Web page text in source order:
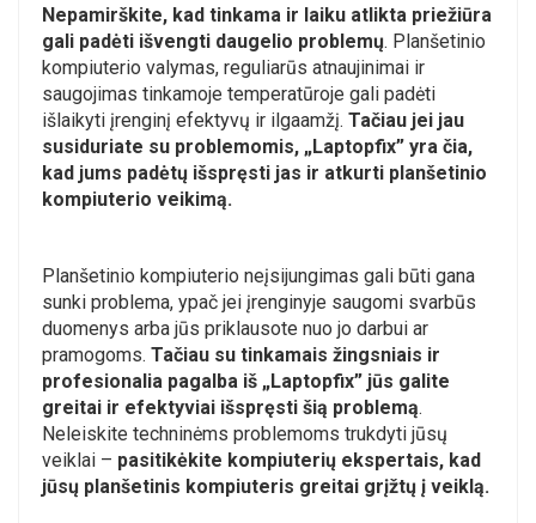
Nepamirškite, kad tinkama ir laiku atlikta priežiūra
gali padėti išvengti daugelio problemų. Planšetinio
kompiuterio valymas, reguliarūs atnaujinimai ir
saugojimas tinkamoje temperatūroje gali padėti
išlaikyti įrenginį efektyvų ir ilgaamžį. Tačiau jei jau
susiduriate su problemomis, „Laptopfix” yra čia,
kad jums padėtų išspręsti jas ir atkurti planšetinio
kompiuterio veikimą.
Planšetinio kompiuterio neįsijungimas gali būti gana
sunki problema, ypač jei įrenginyje saugomi svarbūs
duomenys arba jūs priklausote nuo jo darbui ar
pramogoms. Tačiau su tinkamais žingsniais ir
profesionalia pagalba iš „Laptopfix” jūs galite
greitai ir efektyviai išspręsti šią problemą.
Neleiskite techninėms problemoms trukdyti jūsų
veiklai – pasitikėkite kompiuterių ekspertais, kad
jūsų planšetinis kompiuteris greitai grįžtų į veiklą.